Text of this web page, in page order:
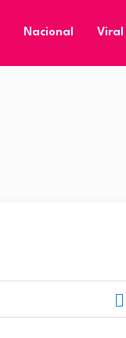
Nacional Viral